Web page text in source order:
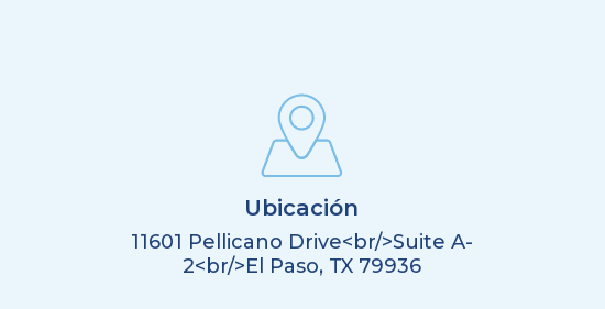
Ubicación
11601 Pellicano Drive<br/>Suite A-
2<br/>El Paso, TX 79936